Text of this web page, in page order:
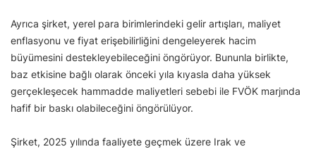
Ayrıca şirket, yerel para birimlerindeki gelir artışları, maliyet
enflasyonu ve fiyat erişebilirliğini dengeleyerek hacim
büyümesini destekleyebileceğini öngörüyor. Bununla birlikte,
baz etkisine bağlı olarak önceki yıla kıyasla daha yüksek
gerçekleşecek hammadde maliyetleri sebebi ile FVÖK marjında
hafif bir baskı olabileceğini öngörülüyor.
Şirket, 2025 yılında faaliyete geçmek üzere Irak ve